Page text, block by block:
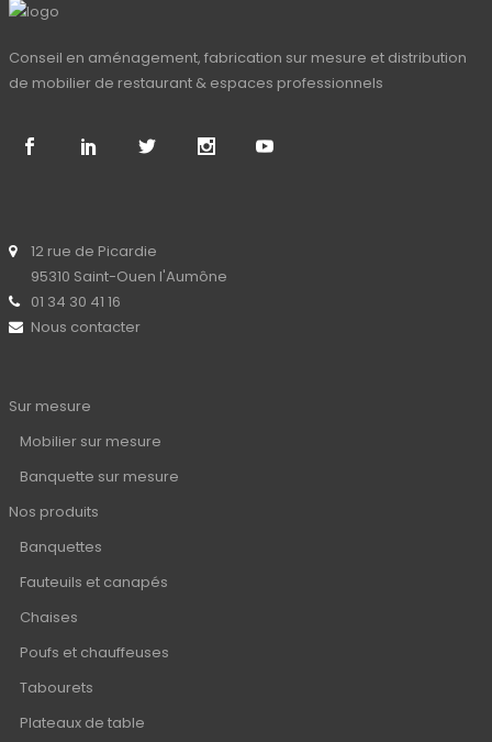
Conseil en aménagement, fabrication sur mesure et distribution
de mobilier de restaurant & espaces professionnels
12 rue de Picardie
95310 Saint-Ouen l'Aumône
01 34 30 41 16
Nous contacter
Sur mesure
Mobilier sur mesure
Banquette sur mesure
Nos produits
Banquettes
Fauteuils et canapés
Chaises
Poufs et chauffeuses
Tabourets
Plateaux de table